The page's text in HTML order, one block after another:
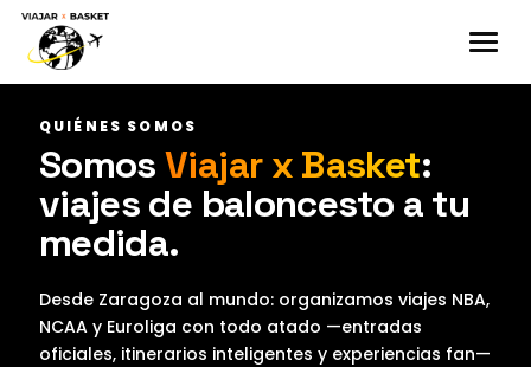
QUIÉNES SOMOS
SomosViajar x Basket:
viajes de baloncesto a tu
medida.
Desde Zaragoza al mundo: organizamos viajes NBA,
NCAA y Euroliga con todo atado —entradas
oficiales, itinerarios inteligentes y experiencias fan—